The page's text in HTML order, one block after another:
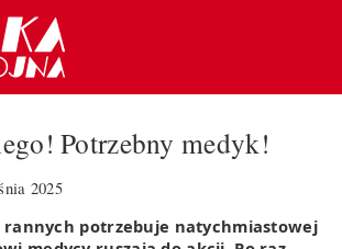
Potrzebny medyk!
2025
rannych potrzebuje natychmiastowej